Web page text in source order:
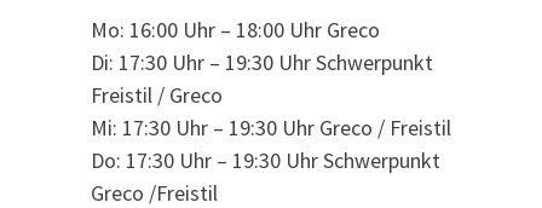
Mo: 16:00 Uhr – 18:00 Uhr Greco
Di: 17:30 Uhr – 19:30 Uhr Schwerpunkt
Freistil / Greco
Mi: 17:30 Uhr – 19:30 Uhr Greco / Freistil
Do: 17:30 Uhr – 19:30 Uhr Schwerpunkt
Greco /Freistil